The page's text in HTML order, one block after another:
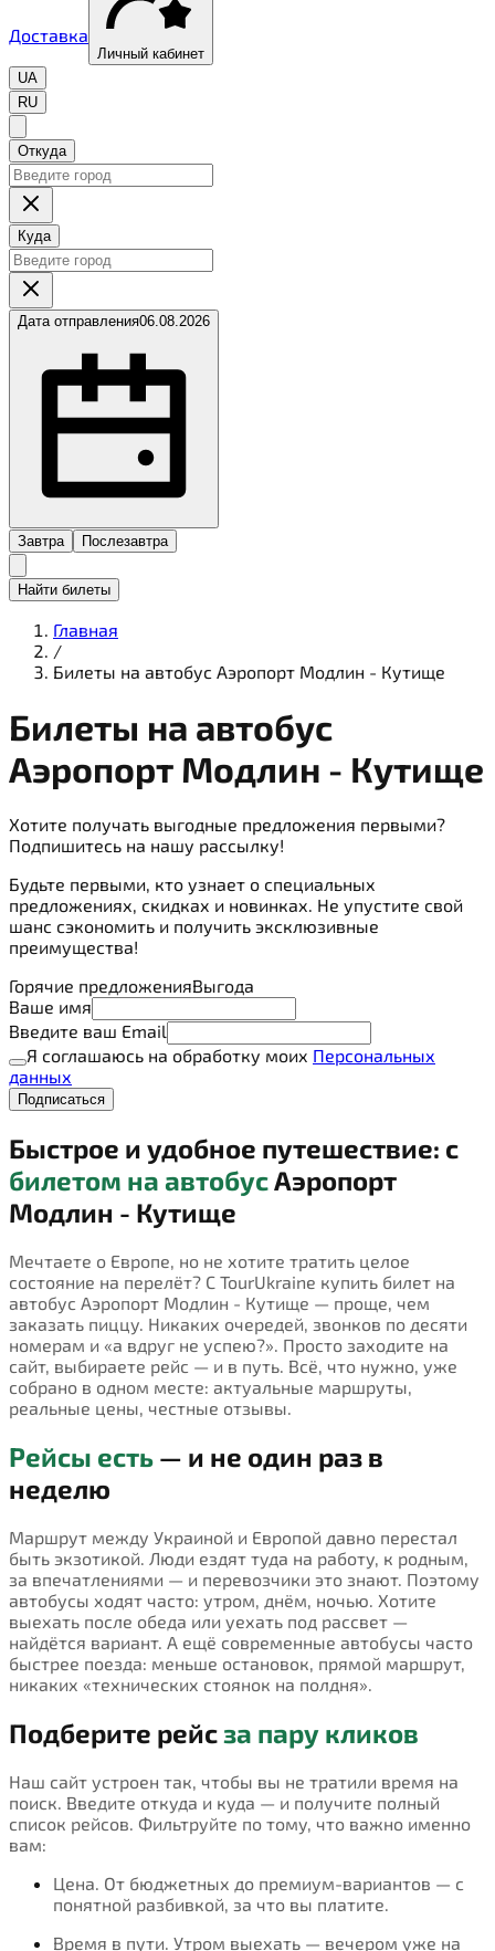
Доставка
Личный кабинет
UA
RU
Откуда
Куда
Дата отправления06.08.2026
Завтра Послезавтра
Найти билеты
Главная
/
Билеты на автобус Аэропорт Модлин - Кутище
Билеты на автобус
Аэропорт Модлин - Кутище
Хотите получать выгодные предложения первыми?
Подпишитесь на нашу рассылку!
Будьте первыми, кто узнает о специальных
предложениях, скидках и новинках. Не упустите свой
шанс сэкономить и получить эксклюзивные
преимущества!
Горячие предложенияВыгода
Ваше имя
Введите ваш Email
Я соглашаюсь на обработку моих Персональных
данных
Подписаться
Быстрое и удобное путешествие: с
билетом на автобусАэропорт
Модлин - Кутище
Мечтаете о Европе, но не хотите тратить целое
состояние на перелёт? С TourUkraine купить билет на
автобус Аэропорт Модлин - Кутище — проще, чем
заказать пиццу. Никаких очередей, звонков по десяти
номерам и «а вдруг не успею?». Просто заходите на
сайт, выбираете рейс — и в путь. Всё, что нужно, уже
собрано в одном месте: актуальные маршруты,
реальные цены, честные отзывы.
Рейсы есть — и не один раз в
неделю
Маршрут между Украиной и Европой давно перестал
быть экзотикой. Люди ездят туда на работу, к родным,
за впечатлениями — и перевозчики это знают. Поэтому
автобусы ходят часто: утром, днём, ночью. Хотите
выехать после обеда или уехать под рассвет —
найдётся вариант. А ещё современные автобусы часто
быстрее поезда: меньше остановок, прямой маршрут,
никаких «технических стоянок на полдня».
Подберите рейсза пару кликов
Наш сайт устроен так, чтобы вы не тратили время на
поиск. Введите откуда и куда — и получите полный
список рейсов. Фильтруйте по тому, что важно именно
вам:
Цена. От бюджетных до премиум-вариантов — с
понятной разбивкой, за что вы платите.
Время в пути. Утром выехать — вечером уже на